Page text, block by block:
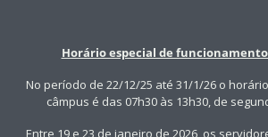
Horário especial de
No período de 22/12/25 até 31/1/26 o
câmpus é das 07h30 às 13h30, de
Entre 19 e 23 de janeiro de 2026, os